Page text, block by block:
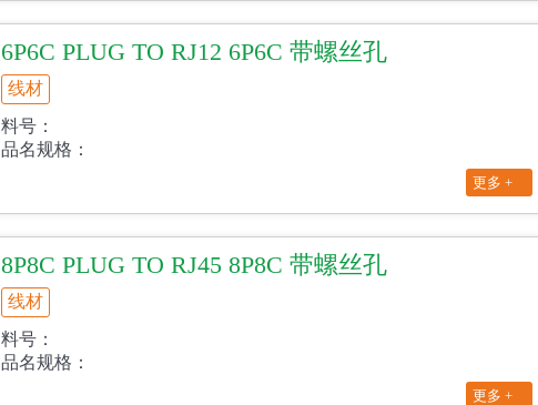
6P6C PLUG TO RJ12 6P6C 带螺丝孔
线材
料号：
品名规格：
更多 +
8P8C PLUG TO RJ45 8P8C 带螺丝孔
线材
料号：
品名规格：
更多 +